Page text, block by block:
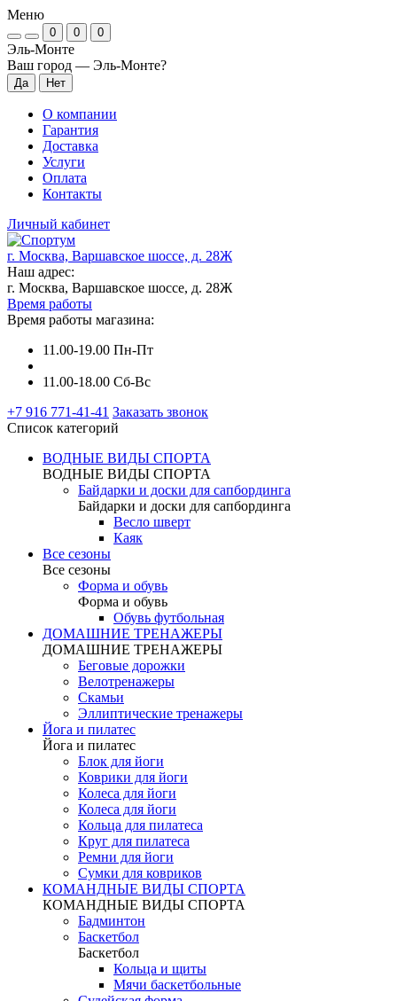
Меню
0 0 0
Эль-Монте
Ваш город — Эль-Монте?
О компании
Гарантия
Доставка
Услуги
Оплата
Контакты
Личный кабинет
г. Москва, Варшавское шоссе, д. 28Ж
Наш адрес:
г. Москва, Варшавское шоссе, д. 28Ж
Время работы
Время работы магазина:
11.00-19.00 Пн-Пт
11.00-18.00 Сб-Вс
+7 916 771-41-41 Заказать звонок
Список категорий
ВОДНЫЕ ВИДЫ СПОРТА
ВОДНЫЕ ВИДЫ СПОРТА
Байдарки и доски для сапбординга
Байдарки и доски для сапбординга
Весло шверт
Каяк
Все сезоны
Все сезоны
Форма и обувь
Форма и обувь
Обувь футбольная
ДОМАШНИЕ ТРЕНАЖЕРЫ
ДОМАШНИЕ ТРЕНАЖЕРЫ
Беговые дорожки
Велотренажеры
Скамьи
Эллиптические тренажеры
Йога и пилатес
Йога и пилатес
Блок для йоги
Коврики для йоги
Колеса для йоги
Колеса для йоги
Кольца для пилатеса
Круг для пилатеса
Ремни для йоги
Сумки для ковриков
КОМАНДНЫЕ ВИДЫ СПОРТА
КОМАНДНЫЕ ВИДЫ СПОРТА
Бадминтон
Баскетбол
Баскетбол
Кольца и щиты
Мячи баскетбольные